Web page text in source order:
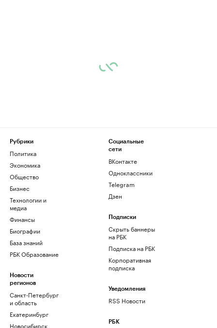
Рубрики
Политика
Экономика
Общество
Бизнес
Технологии и
медиа
Финансы
Биографии
База знаний
РБК Образование
Новости
регионов
Санкт-Петербург
и область
Екатеринбург
Новосибирск
Социальные
сети
ВКонтакте
Одноклассники
Telegram
Дзен
Подписки
Скрыть баннеры
на РБК
Подписка на РБК
Корпоративная
подписка
Уведомления
RSS Новости
РБК